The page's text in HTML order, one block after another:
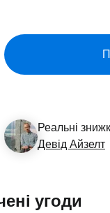
Реальні
Девід Айзелт
угоди